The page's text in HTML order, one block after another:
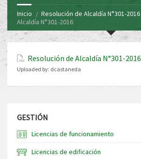
Inicio Resolución de Alcaldía N°301-2016
Alcaldía N°301-2016
Resolución de Alcaldía N°301-2016
Uploaded by: dcastaneda
GESTIÓN
Licencias de funcionamiento
Licencias de edificación